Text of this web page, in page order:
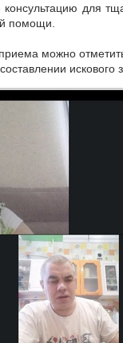
для
помощи.
можно
искового